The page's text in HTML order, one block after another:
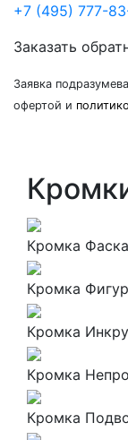
+7 (495) 777-
Заказать
Заявка
офертой и
Кромка Фаска
Кромка
Кромка
Кромка
Кромка